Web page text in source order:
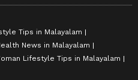
Tips in Malayalam
News in Malayalam
Lifestyle Tips in Malayalam